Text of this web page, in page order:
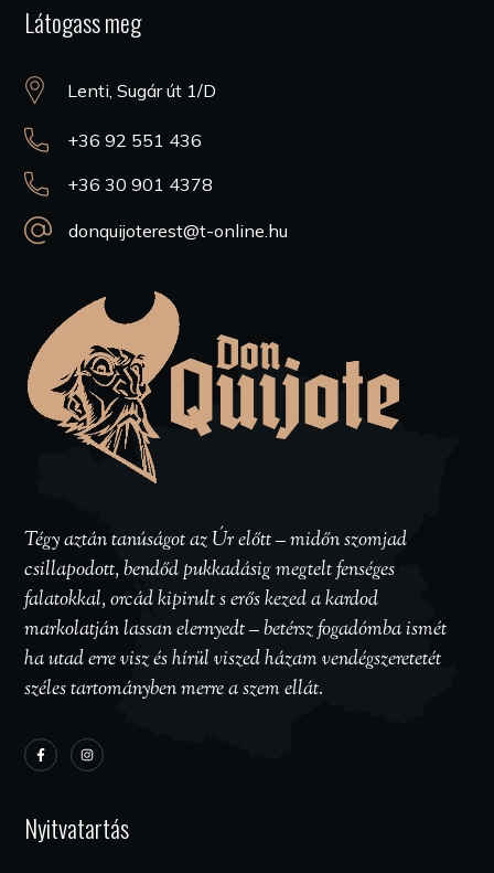
Látogass meg
Lenti, Sugár út 1/D
+36 92 551 436
+36 30 901 4378
donquijoterest@t-online.hu
Tégy aztán tanúságot az Úr előtt – midőn szomjad
csillapodott, bendőd pukkadásig megtelt fenséges
falatokkal, orcád kipirult s erős kezed a kardod
markolatján lassan elernyedt – betérsz fogadómba ismét
ha utad erre visz és hírül viszed házam vendégszeretetét
széles tartományben merre a szem ellát.
Nyitvatartás